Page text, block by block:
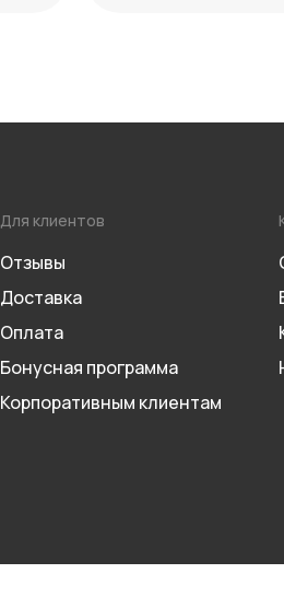
Для клиентов
Отзывы
Доставка
Оплата
Бонусная программа
Корпоративным клиентам